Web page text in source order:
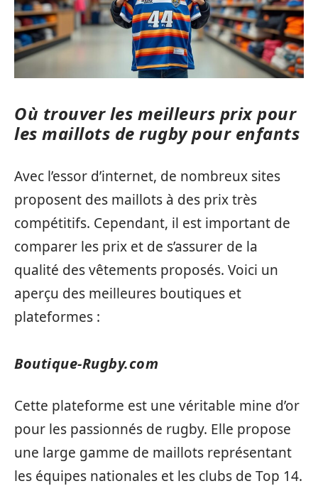
Où trouver les meilleurs prix pour
les maillots de rugby pour enfants
Avec l’essor d’internet, de nombreux sites
proposent des maillots à des prix très
compétitifs. Cependant, il est important de
comparer les prix et de s’assurer de la
qualité des vêtements proposés. Voici un
aperçu des meilleures boutiques et
plateformes :
Boutique-Rugby.com
Cette plateforme est une véritable mine d’or
pour les passionnés de rugby. Elle propose
une large gamme de maillots représentant
les équipes nationales et les clubs de Top 14.